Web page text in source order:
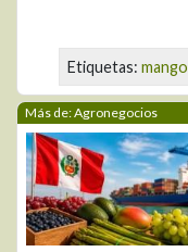
Etiquetas: mango
Más de: Agronegocios